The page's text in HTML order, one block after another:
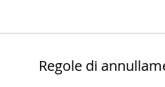
Regole di